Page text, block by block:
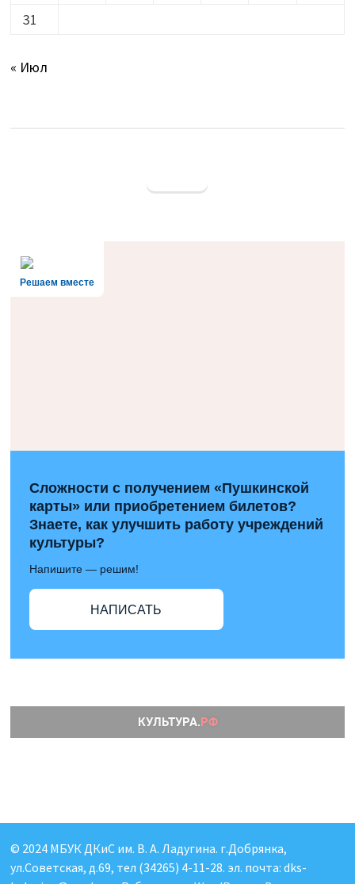
31
« Июл
Решаем вместе
Сложности с получением «Пушкинской
карты» или приобретением билетов?
Знаете, как улучшить работу учреждений
культуры?
Напишите — решим!
НАПИСАТЬ
© 2024 МБУК ДКиС им. В. А. Ладугина. г.Добрянка,
ул.Советская, д.69, тел (34265) 4-11-28. эл. почта: dks-